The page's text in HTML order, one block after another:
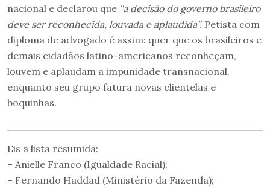
nacional e declarou que “a decisão do governo brasileiro
deve ser reconhecida, louvada e aplaudida”. Petista com
diploma de advogado é assim: quer que os brasileiros e
demais cidadãos latino-americanos reconheçam,
louvem e aplaudam a impunidade transnacional,
enquanto seu grupo fatura novas clientelas e
boquinhas.
Eis a lista resumida:
– Anielle Franco (Igualdade Racial);
– Fernando Haddad (Ministério da Fazenda);